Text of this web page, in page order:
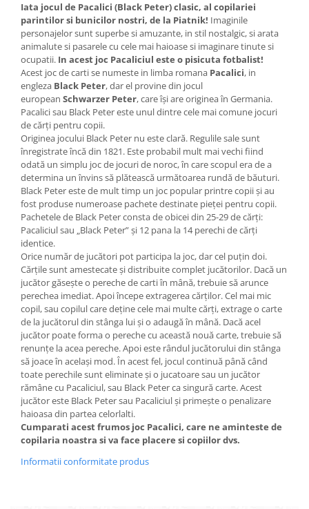
Iata jocul de Pacalici (Black Peter) clasic, al copilariei
parintilor si bunicilor nostri, de la Piatnik! Imaginile
personajelor sunt superbe si amuzante, in stil nostalgic, si arata
animalute si pasarele cu cele mai haioase si imaginare tinute si
ocupatii. In acest joc Pacaliciul este o pisicuta fotbalist!
Acest joc de carti se numeste in limba romana Pacalici, in
engleza Black Peter, dar el provine din jocul
european Schwarzer Peter, care își are originea în Germania.
Pacalici sau Black Peter este unul dintre cele mai comune jocuri
de cărți pentru copii.
Originea jocului Black Peter nu este clară. Regulile sale sunt
înregistrate încă din 1821. Este probabil mult mai vechi fiind
odată un simplu joc de jocuri de noroc, în care scopul era de a
determina un învins să plătească următoarea rundă de băuturi.
Black Peter este de mult timp un joc popular printre copii și au
fost produse numeroase pachete destinate pieței pentru copii.
Pachetele de Black Peter consta de obicei din 25-29 de cărți:
Pacaliciul sau „Black Peter” și 12 pana la 14 perechi de cărți
identice.
Orice număr de jucători pot participa la joc, dar cel puțin doi.
Cărțile sunt amestecate și distribuite complet jucătorilor. Dacă un
jucător găsește o pereche de carti în mână, trebuie să arunce
perechea imediat. Apoi începe extragerea cărților. Cel mai mic
copil, sau copilul care deține cele mai multe cărți, extrage o carte
de la jucătorul din stânga lui și o adaugă în mână. Dacă acel
jucător poate forma o pereche cu această nouă carte, trebuie să
renunțe la acea pereche. Apoi este rândul jucătorului din stânga
să joace în același mod. În acest fel, jocul continuă până când
toate perechile sunt eliminate și o jucatoare sau un jucător
rămâne cu Pacaliciul, sau Black Peter ca singură carte. Acest
jucător este Black Peter sau Pacaliciul și primește o penalizare
haioasa din partea celorlalti.
Cumparati acest frumos joc Pacalici, care ne aminteste de
copilaria noastra si va face placere si copiilor dvs.
Informatii conformitate produs